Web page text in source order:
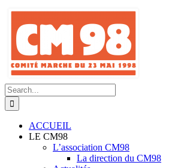
Skip
content
Search
for:
ACCUEIL
LE CM98
L’association CM98
La direction du CM98